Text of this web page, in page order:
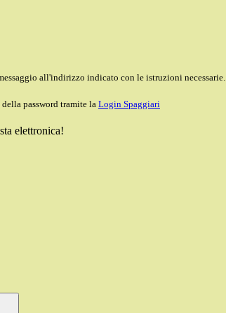
all'indirizzo indicato con le istruzioni necessarie.
password tramite la Login Spaggiari
elettronica!